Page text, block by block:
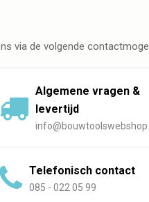
via de volgende
Algemene vragen &
levertijd
Telefonisch contact
085 - 022 05 99